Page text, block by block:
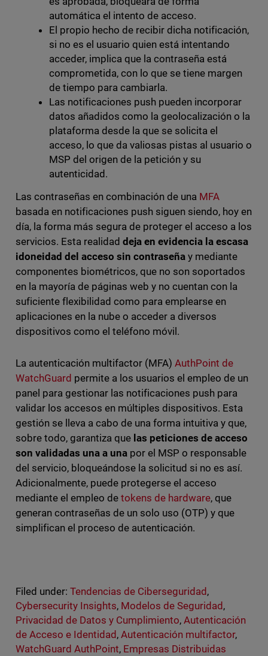
automática el intento de acceso.
El propio hecho de recibir dicha notificación,
si no es el usuario quien está intentando
acceder, implica que la contraseña está
comprometida, con lo que se tiene margen
de tiempo para cambiarla.
Las notificaciones push pueden incorporar
datos añadidos como la geolocalización o la
plataforma desde la que se solicita el
acceso, lo que da valiosas pistas al usuario o
MSP del origen de la petición y su
autenticidad.
Las contraseñas en combinación de una MFA
basada en notificaciones push siguen siendo, hoy en
día, la forma más segura de proteger el acceso a los
servicios. Esta realidad deja en evidencia la escasa
idoneidad del acceso sin contraseña y mediante
componentes biométricos, que no son soportados
en la mayoría de páginas web y no cuentan con la
suficiente flexibilidad como para emplearse en
aplicaciones en la nube o acceder a diversos
dispositivos como el teléfono móvil.
La autenticación multifactor (MFA)AuthPoint de
WatchGuard permite a los usuarios el empleo de un
panel para gestionar las notificaciones push para
validar los accesos en múltiples dispositivos. Esta
gestión se lleva a cabo de una forma intuitiva y que,
sobre todo, garantiza que las peticiones de acceso
son validadas una a unapor el MSP o responsable
del servicio, bloqueándose la solicitud si no es así.
Adicionalmente, puede protegerse el acceso
mediante el empleo de tokens de hardware, que
generan contraseñas de un solo uso (OTP) y que
simplifican el proceso de autenticación.
Filed under: Tendencias de Ciberseguridad ,
Cybersecurity Insights, Modelos de Seguridad ,
Privacidad de Datos y Cumplimiento,Autenticación
de Acceso e Identidad , Autenticación multifactor,
WatchGuard AuthPoint, Empresas Distribuidas